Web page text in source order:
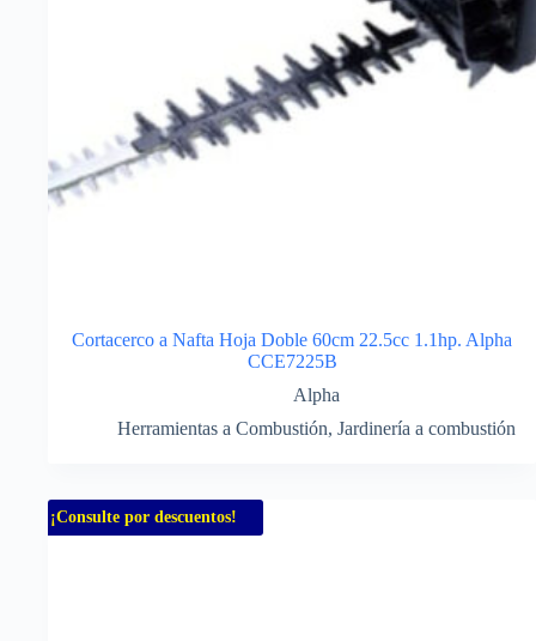
Cortacerco a Nafta Hoja Doble 60cm 22.5cc 1.1hp. Alpha
CCE7225B
Alpha
Herramientas a Combustión, Jardinería a combustión
¡Consulte por descuentos!